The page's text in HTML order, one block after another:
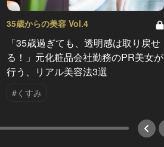
35歳からの美容 Vol.4
「35歳過ぎても、透明感は取り戻せ
る！」元化粧品会社勤務のPR美女が
行う、リアル美容法3選
#くすみ